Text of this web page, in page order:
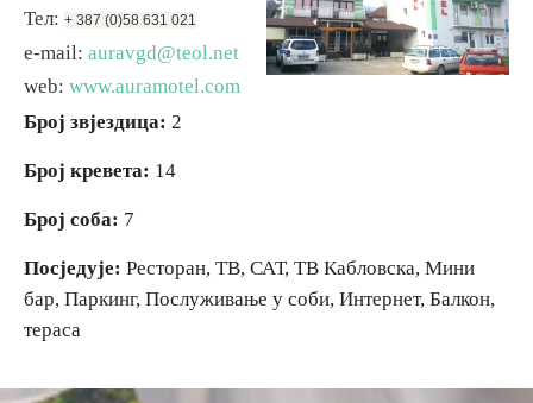
Бањски туризам
Вјерски туризам
Еко туризам
Културни туризам
Гастрономија
Тел: + 387 (0)58 631 021
е-mail: auravgd@teol.net
web: www.auramotel.com
Број звјездица: 2
Број кревета: 14
Број соба: 7
Посједује: Ресторан, ТВ, САТ, ТВ Кабловска, Мини
бар, Паркинг, Послуживање у соби, Интернет, Балкон,
тераса